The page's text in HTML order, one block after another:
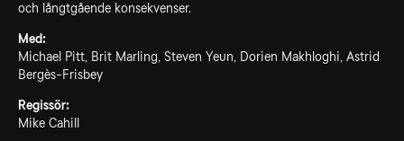
och långtgående konsekvenser.
Med:
Michael Pitt, Brit Marling, Steven Yeun, Dorien Makhloghi, Astrid
Bergès-Frisbey
Regissör:
Mike Cahill